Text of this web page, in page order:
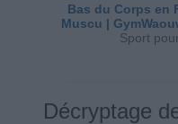
Bas du Corps en
Muscu |
Sport
Décryptage